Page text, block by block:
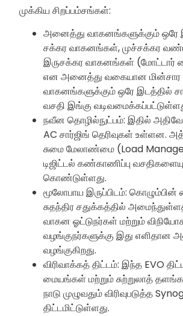
முக்கிய சிறப்பம்சங்கள்:
அனைத்து வாகனங்களுக்கும் ஒரே
சக்கர வாகனங்கள், முச்சக்கர
இருசக்கர வாகனங்கள் (மோட்டார்
என அனைத்து வகையான மின்சார
வாகனங்களுக்கும் ஒரே இடத்தில்
வசதி இங்கு
நவீன தொழில்நுட்பம்: இதில்
AC சார்ஜிங் தெரிவுகள் உள்ளன.
சுமை மேலாண்மை (Load
டிஜிட்டல் கண்காணிப்பு
கொண்டுள்ளது.
மூலோபாய இருப்பிடம்: கொழும்பின்
சுதந்திர சதுக்கத்தில்
வாகன ஓட்டுநர்கள் மற்றும்
வழங்குநர்களுக்கு இது எளிதான
வழங்குகிறது.
விரிவாக்கத் திட்டம்: இந்த EVO
மையங்கள் மற்றும் சுற்றுலாத்
நாடு முழுவதும் விரிவுபடுத்த
திட்டமிட்டுள்ளது.